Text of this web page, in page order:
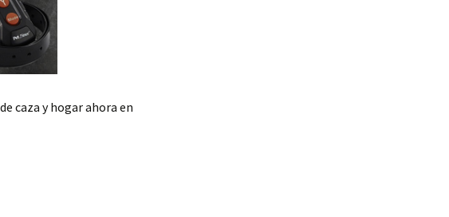
caza y hogar ahora en
89€